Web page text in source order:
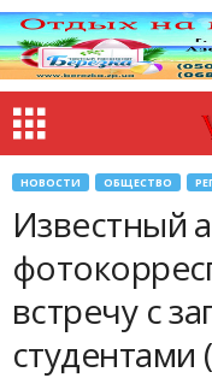
НОВОСТИ ОБЩЕСТВО
Известный
встречу с